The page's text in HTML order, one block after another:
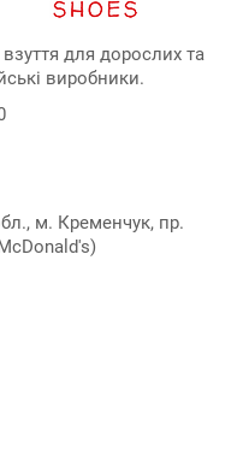
взуття для дорослих та
виробники.
м. Кременчук, пр.